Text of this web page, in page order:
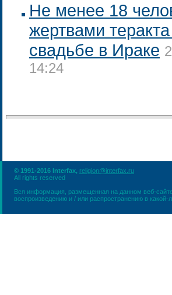
Не менее 18
жертвами
свадьбе в Ираке
14:24
© 1991-2016 Interfax, religion@interfax.ru
All rights reserved
Вся информация, размещенная на данном веб-
воспроизведению и / или распространению в